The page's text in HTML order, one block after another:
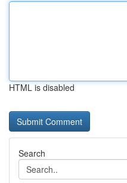
HTML is disabled
Search